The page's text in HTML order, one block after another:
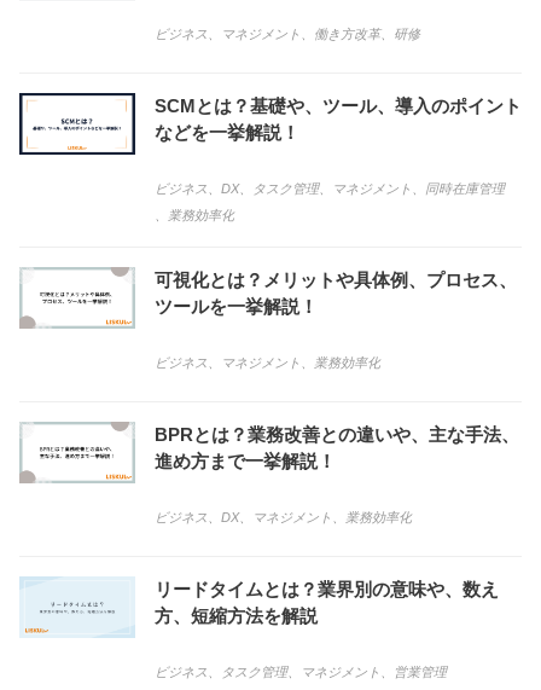
ビジネス マネジメント 働き方改革、 研修
SCMとは？基礎や、ツール、導入のポイント
などを一挙解説！
ビジネス DX、 タスク管理、 マネジメント
同時在庫管理
業務効率化
可視化とは？メリットや具体例、プロセス、
ツールを一挙解説！
ビジネス マネジメント 業務効率化
BPRとは？業務改善との違いや、主な手法、
進め方まで一挙解説！
ビジネス DX、 マネジメント 業務効率化
リードタイムとは？業界別の意味や、数え
方、短縮方法を解説
ビジネス タスク管理、 マネジメント
営業管理